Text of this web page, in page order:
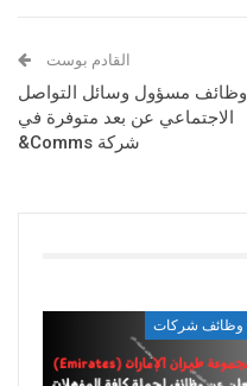
القادم بوست
وظائف مسؤول وسائل التواصل
الاجتماعي عن بعد متوفرة في
شركة Comms&
وظائف شركات